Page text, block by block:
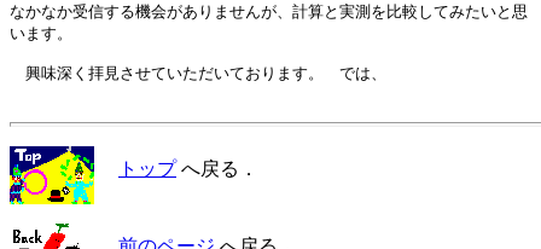
なかなか受信する機会がありませんが、計算と実測を比較してみたいと思
います。
興味深く拝見させていただいております。　では、
トップへ戻る．